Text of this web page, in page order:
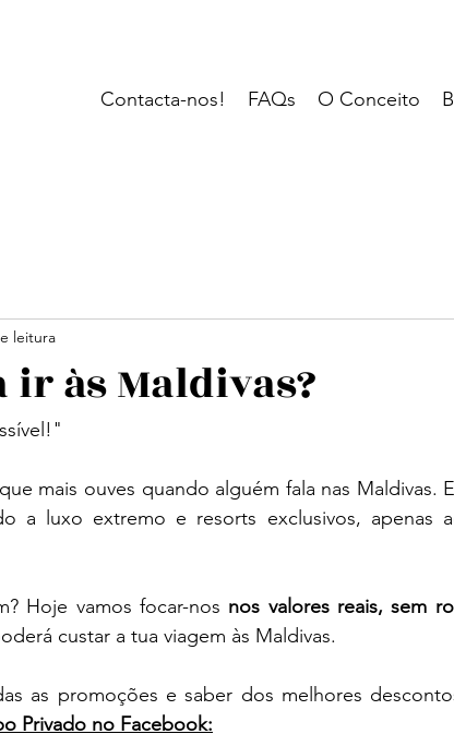
Contacta-nos! FAQs O Conceito
ir às Maldivas?
leitura
mais ouves quando alguém fala nas Maldivas.
a luxo extremo e resorts exclusivos, apenas
Hoje vamos focar-nos nos valores reais, sem
custar a tua viagem às Maldivas.
as promoções e saber dos melhores
Privado no Facebook: